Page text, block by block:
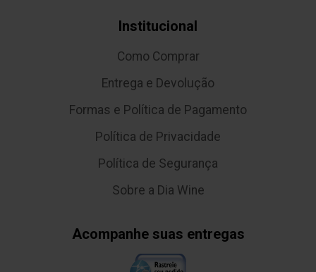
Institucional
Como Comprar
Entrega e Devolução
Formas e Política de Pagamento
Política de Privacidade
Política de Segurança
Sobre a Dia Wine
Acompanhe suas entregas